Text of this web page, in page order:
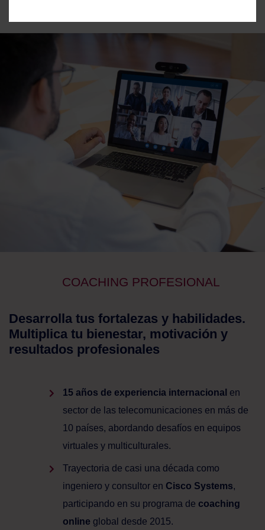
COACHING PROFESIONAL
Desarrolla tus fortalezas y habilidades.
Multiplica tu bienestar, motivación y
resultados profesionales
15 años de experiencia internacional en
sector de las telecomunicaciones en más de
10 países, abordando desafíos en equipos
virtuales y multiculturales.
Trayectoria de casi una década como
ingeniero y consultor en Cisco Systems,
participando en su programa de coaching
online global desde 2015.